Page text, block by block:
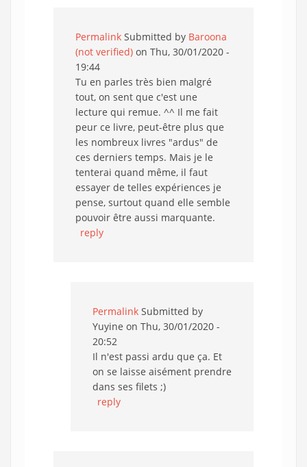
Permalink Submitted by Baroona
(not verified) on Thu, 30/01/2020 -
19:44
Tu en parles très bien malgré
tout, on sent que c'est une
lecture qui remue. ^^ Il me fait
peur ce livre, peut-être plus que
les nombreux livres "ardus" de
ces derniers temps. Mais je le
tenterai quand même, il faut
essayer de telles expériences je
pense, surtout quand elle semble
pouvoir être aussi marquante.
reply
Permalink Submitted by
Yuyine on Thu, 30/01/2020 -
20:52
Il n'est passi ardu que ça. Et
on se laisse aisément prendre
dans ses filets ;)
reply